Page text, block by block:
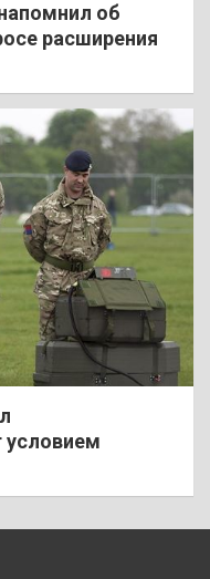
об
расширения
условием